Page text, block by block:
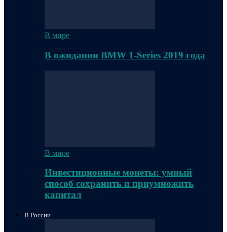
В мире
В ожидании BMW 1-Series 2019 года
В мире
Инвестиционные монеты: умный
способ сохранить и приумножить
капитал
В России